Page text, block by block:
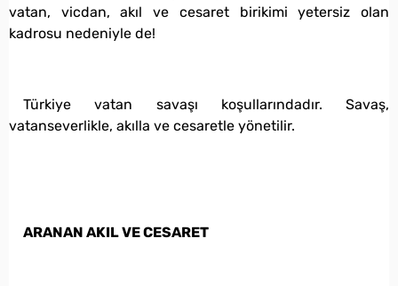
vatan, vicdan, akıl ve cesaret birikimi yetersiz olan
kadrosu nedeniyle de!
Türkiye vatan savaşı koşullarındadır. Savaş,
vatanseverlikle, akılla ve cesaretle yönetilir.
ARANAN AKIL VE CESARET